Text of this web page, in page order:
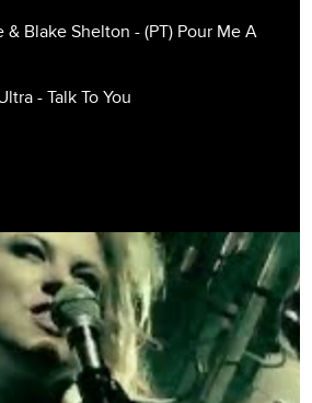
& Blake Shelton - (РТ) Pour Me A
- Talk To You